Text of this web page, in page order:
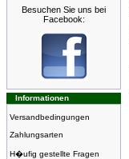
Besuchen Sie uns bei
Facebook:
Informationen
Versandbedingungen
Zahlungsarten
H�ufig gestellte Fragen